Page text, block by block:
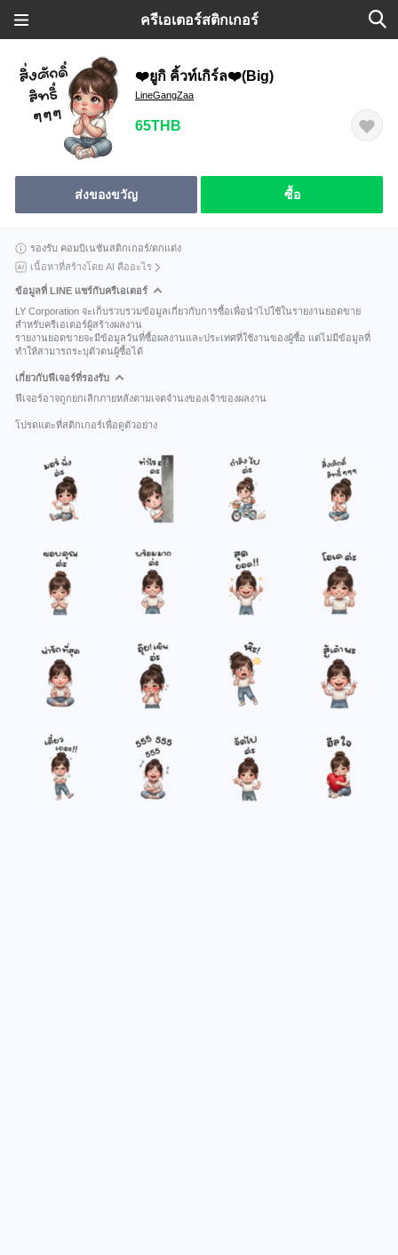
ครีเอเตอร์สติกเกอร์
❤️ยูกิ คิ้วท์เกิร์ล❤️(Big)
LineGangZaa
65THB
ส่งของขวัญ ซื้อ
รองรับ คอมบิเนชันสติกเกอร์/ตกแต่ง
เนื้อหาที่สร้างโดย AI คืออะไร
ข้อมูลที่ LINE แชร์กับครีเอเตอร์
LY Corporation จะเก็บรวบรวมข้อมูลเกี่ยวกับการซื้อเพื่อนำไปใช้ในรายงานยอดขาย
สำหรับครีเอเตอร์ผู้สร้างผลงาน
รายงานยอดขายจะมีข้อมูลวันที่ซื้อผลงานและประเทศที่ใช้งานของผู้ซื้อ แต่ไม่มีข้อมูลที่
ทำให้สามารถระบุตัวตนผู้ซื้อได้
เกี่ยวกับฟีเจอร์ที่รองรับ
ฟีเจอร์อาจถูกยกเลิกภายหลังตามเจตจำนงของเจ้าของผลงาน
โปรดแตะที่สติกเกอร์เพื่อดูตัวอย่าง